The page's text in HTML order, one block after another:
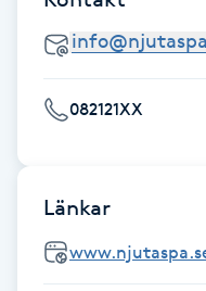
IPL hårborttagning
IR-massage082121XX
Länkar